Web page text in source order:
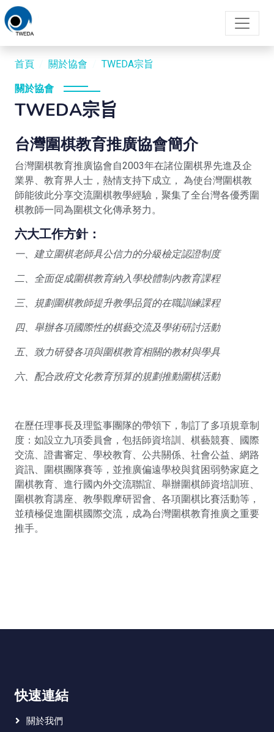
首頁 關於協會 TWEDA宗旨
關於協會
TWEDA宗旨
台灣圍棋教育推廣協會簡介
台灣圍棋教育推廣協會自2003年在諸位圍棋界先進及企
業界、教育界人士，熱情支持下成立， 為使台灣圍棋教
師能彼此分享交流圍棋教學經驗，聚集了全台灣各優秀圍
棋教師一同為圍棋文化傳承努力。
六大工作方針：
一、建立圍棋老師具公信力的分級檢定認證制度
二、全面促成圍棋教育納入學校體制內教育課程
三、規劃圍棋教師提升教學品質的在職訓練課程
四、舉辦各項國際性的棋藝交流及學術研討活動
五、致力研發各項與圍棋教育相關的教材與學具
六、配合政府文化教育預算的規劃推動圍棋活動
在歷任理事長及理監事團隊的帶領下，制訂了多項規章制
度：如設立九項委員會，包括師資培訓、棋藝競賽、國際
交流、證書審定、學校教育、公共關係、社會公益、網路
資訊、圍棋團隊賽等，並推廣偏遠學校與貧困弱勢家庭之
圍棋教育、進行國內外交流聯誼、舉辦圍棋師資培訓班、
圍棋教育講座、教學觀摩研習會、各項圍棋比賽活動等，
並積極促進圍棋國際交流，成為台灣圍棋教育推廣之重要
推手。
快速連結
關於我們